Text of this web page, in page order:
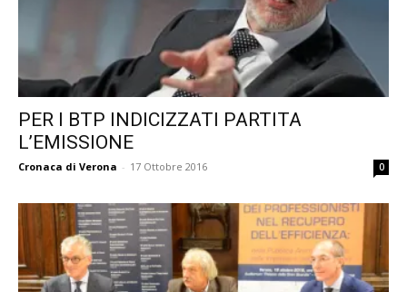
PER I BTP INDICIZZATI PARTITA
L’EMISSIONE
Cronaca di Verona - 17 Ottobre 2016 0